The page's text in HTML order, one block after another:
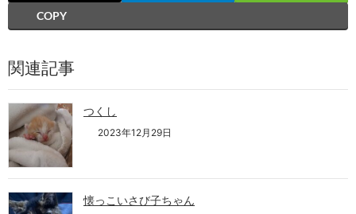
COPY
関連記事
つくし
2023年12月29日
懐っこいさび子ちゃん